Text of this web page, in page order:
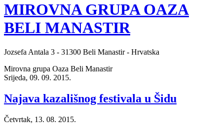
MIROVNA GRUPA OAZA
BELI MANASTIR
Jozsefa Antala 3 - 31300 Beli Manastir - Hrvatska
Mirovna grupa Oaza Beli Manastir
Srijeda, 09. 09. 2015.
Najava kazališnog festivala u Šidu
Četvrtak, 13. 08. 2015.